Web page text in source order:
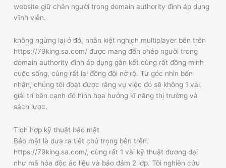
website giữ chân người trong domain authority đình áp dụng
vĩnh viễn.
không ngừng lại ở đó, nhân kiệt nghịch multiplayer bên trên
https://79king.sa.com/ được mang đến phép người trong
domain authority đình áp dụng gắn kết cùng rất đồng minh
cuộc sống, cùng rất lại đồng đội nở rộ. Từ góc nhìn bốn
nhân, chúng tôi đoạt được rằng vụ việc đó sẽ không 1 vài
giải trí bên cạnh đó hình họa hưởng kĩ năng thị trường và
sách lược.
Tích hợp kỹ thuật bảo mật
Bảo mật là đưa ra tiết chú trọng bên trên
https://79king.sa.com/, cùng rất 1 vài kỹ thuật đương đại
như mã hóa độc ác liệu và bảo đảm 2 lớp. Tôi nghiên cứu